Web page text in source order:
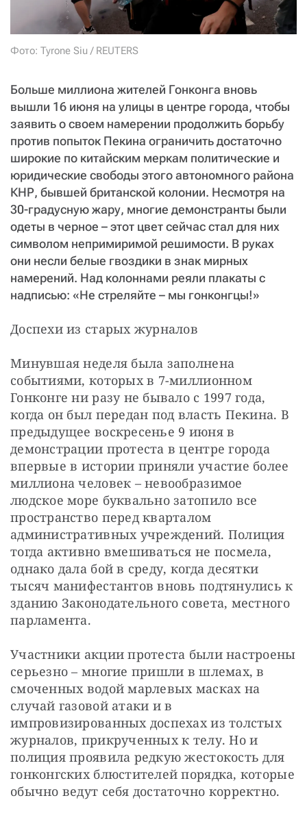
Фото: Tyrone Siu / REUTERS
Больше миллиона жителей Гонконга вновь
вышли 16 июня на улицы в центре города, чтобы
заявить о своем намерении продолжить борьбу
против попыток Пекина ограничить достаточно
широкие по китайским меркам политические и
юридические свободы этого автономного района
КНР, бывшей британской колонии. Несмотря на
30-градусную жару, многие демонстранты были
одеты в черное – этот цвет сейчас стал для них
символом непримиримой решимости. В руках
они несли белые гвоздики в знак мирных
намерений. Над колоннами реяли плакаты с
надписью: «Не стреляйте – мы гонконгцы!»
Доспехи из старых журналов
Минувшая неделя была заполнена
событиями, которых в 7-миллионном
Гонконге ни разу не бывало с 1997 года,
когда он был передан под власть Пекина. В
предыдущее воскресенье 9 июня в
демонстрации протеста в центре города
впервые в истории приняли участие более
миллиона человек – невообразимое
людское море буквально затопило все
пространство перед кварталом
административных учреждений. Полиция
тогда активно вмешиваться не посмела,
однако дала бой в среду, когда десятки
тысяч манифестантов вновь подтянулись к
зданию Законодательного совета, местного
парламента.
Участники акции протеста были настроены
серьезно – многие пришли в шлемах, в
смоченных водой марлевых масках на
случай газовой атаки и в
импровизированных доспехах из толстых
журналов, прикрученных к телу. Но и
полиция проявила редкую жестокость для
гонконгских блюстителей порядка, которые
обычно ведут себя достаточно корректно.